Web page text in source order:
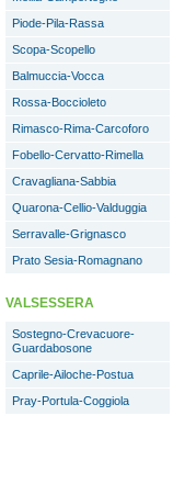
Piode-Pila-Rassa
Scopa-Scopello
Balmuccia-Vocca
Rossa-Boccioleto
Rimasco-Rima-Carcoforo
Fobello-Cervatto-Rimella
Cravagliana-Sabbia
Quarona-Cellio-Valduggia
Serravalle-Grignasco
Prato Sesia-Romagnano
VALSESSERA
Sostegno-Crevacuore-
Guardabosone
Caprile-Ailoche-Postua
Pray-Portula-Coggiola